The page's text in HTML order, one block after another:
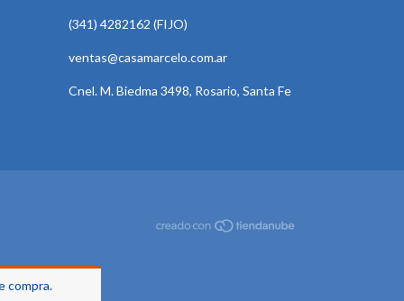
compra.
(341) 4282162 (FIJO)
ventas@casamarcelo.com.ar
Cnel. M. Biedma 3498, Rosario, Santa Fe